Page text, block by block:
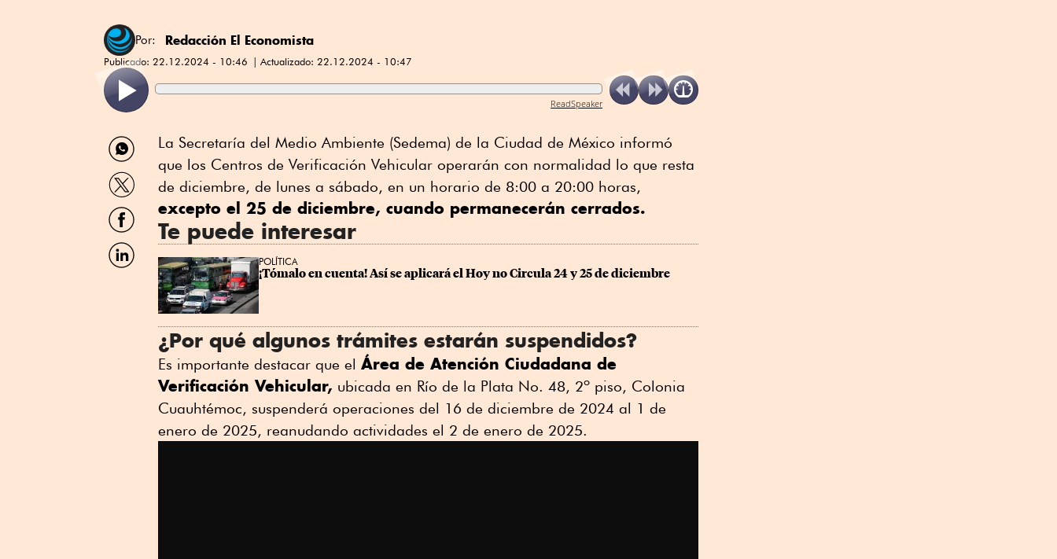
Por: Redacción El Economista
Publicado: 22.12.2024 - 10:46 Actualizado: 22.12.2024 - 10:47
ReadSpeaker
Compartir
por
WhatsApp
Compartir
por
Twitter
Compartir
por
Facebook
Compartir
por
La Secretaría del Medio Ambiente (Sedema) de la Ciudad de México informó
que los Centros de Verificación Vehicular operarán con normalidad lo que resta
de diciembre, de lunes a sábado, en un horario de 8:00 a 20:00 horas,
excepto el 25 de diciembre, cuando permanecerán cerrados.
Te puede interesar
POLÍTICA
¡Tómalo en cuenta! Así se aplicará el Hoy no Circula 24 y 25 de diciembre
¿Por qué algunos trámites estarán suspendidos?
Es importante destacar que el Área de Atención Ciudadana de
Verificación Vehicular, ubicada en Río de la Plata No. 48, 2º piso, Colonia
Cuauhtémoc, suspenderá operaciones del 16 de diciembre de 2024 al 1 de
enero de 2025, reanudando actividades el 2 de enero de 2025.